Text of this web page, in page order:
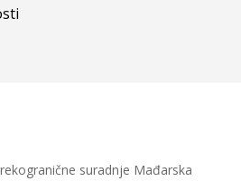
suradnje Mađarska